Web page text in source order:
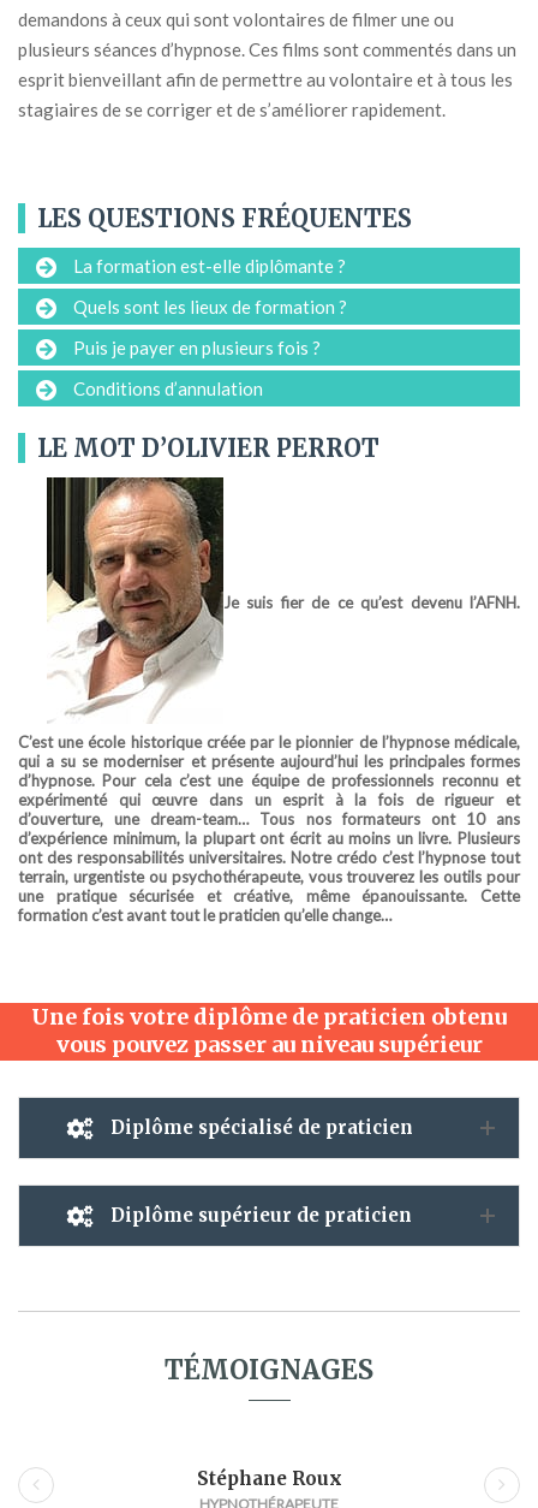
demandons à ceux qui sont volontaires de filmer une ou
plusieurs séances d’hypnose. Ces films sont commentés dans un
esprit bienveillant afin de permettre au volontaire et à tous les
stagiaires de se corriger et de s’améliorer rapidement.
LES QUESTIONS FRÉQUENTES
La formation est-elle diplômante ?
Quels sont les lieux de formation ?
Puis je payer en plusieurs fois ?
Conditions d’annulation
LE MOT D’OLIVIER PERROT
Je suis fier de ce qu’est devenu l’AFNH.
C’est une école historique créée par le pionnier de l’hypnose médicale,
qui a su se moderniser et présente aujourd’hui les principales formes
d’hypnose. Pour cela c’est une équipe de professionnels reconnu et
expérimenté qui œuvre dans un esprit à la fois de rigueur et
d’ouverture, une dream-team… Tous nos formateurs ont 10 ans
d’expérience minimum, la plupart ont écrit au moins un livre. Plusieurs
ont des responsabilités universitaires. Notre crédo c’est l’hypnose tout
terrain, urgentiste ou psychothérapeute, vous trouverez les outils pour
une pratique sécurisée et créative, même épanouissante. Cette
formation c’est avant tout le praticien qu’elle change…
Une fois votre diplôme de praticien obtenu
vous pouvez passer au niveau supérieur
Diplôme spécialisé de praticien
Diplôme supérieur de praticien
TÉMOIGNAGES
Laurence Messier